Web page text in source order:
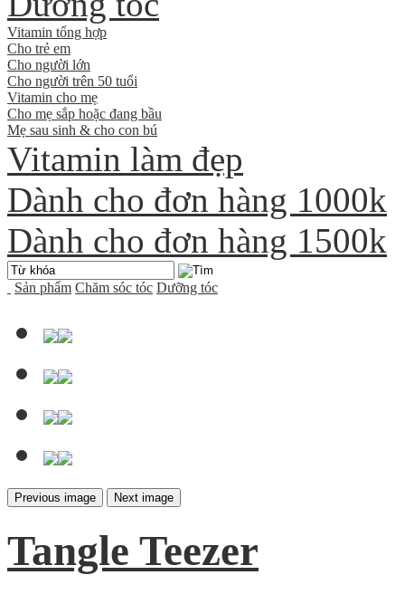
Vitamin tổng hợp
Cho trẻ em
Cho người lớn
Cho người trên 50 tuổi
Vitamin cho mẹ
Cho mẹ sắp hoặc đang bầu
Mẹ sau sinh & cho con bú
Vitamin làm đẹp
Dành cho đơn hàng 1000k
Dành cho đơn hàng 1500k
Sản phẩm Chăm sóc tóc Dưỡng tóc
Previous image Next image
Tangle Teezer